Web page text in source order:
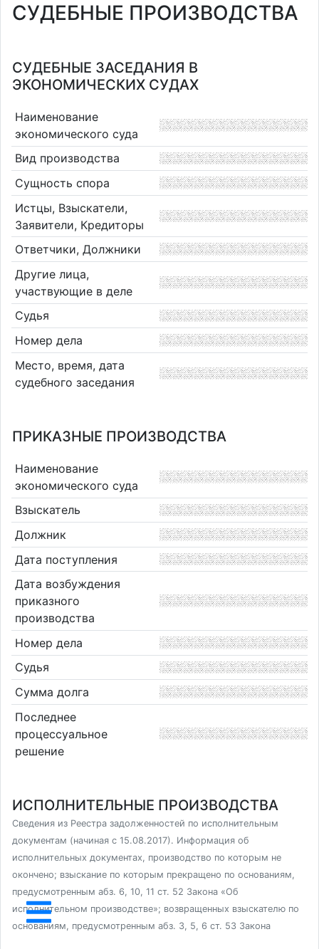
СУДЕБНЫЕ ПРОИЗВОДСТВА
СУДЕБНЫЕ ЗАСЕДАНИЯ В
ЭКОНОМИЧЕСКИХ СУДАХ
Наименование
экономического суда
Вид производства
Сущность спора
Истцы, Взыскатели,
Заявители, Кредиторы
Ответчики, Должники
Другие лица,
участвующие в деле
Судья
Номер дела
Место, время, дата
судебного заседания
ПРИКАЗНЫЕ ПРОИЗВОДСТВА
Наименование
экономического суда
Взыскатель
Должник
Дата поступления
Дата возбуждения
приказного
производства
Номер дела
Судья
Сумма долга
Последнее
процессуальное
решение
ИСПОЛНИТЕЛЬНЫЕ ПРОИЗВОДСТВА
Сведения из Реестра задолженностей по исполнительным
документам (начиная с 15.08.2017). Информация об
исполнительных документах, производство по которым не
окончено; взыскание по которым прекращено по основаниям,
предусмотренным абз. 6, 10, 11 ст. 52 Закона «Об
исполнительном производстве»; возвращенных взыскателю по
основаниям, предусмотренным абз. 3, 5, 6 ст. 53 Закона